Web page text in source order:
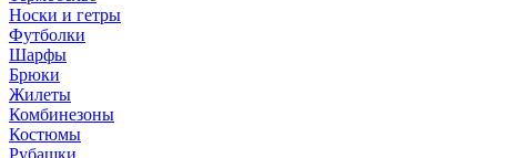
Носки и гетры
Футболки
Шарфы
Брюки
Жилеты
Комбинезоны
Костюмы
Рубашки